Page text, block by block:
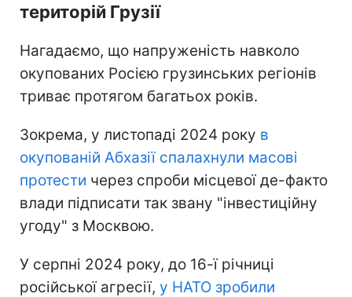
територій Грузії
Нагадаємо, що напруженість навколо
окупованих Росією грузинських регіонів
триває протягом багатьох років.
Зокрема, у листопаді 2024 року в
окупованій Абхазії спалахнули масові
протести через спроби місцевої де-факто
влади підписати так звану "інвестиційну
угоду" з Москвою.
У серпні 2024 року, до 16-ї річниці
російської агресії, у НАТО зробили